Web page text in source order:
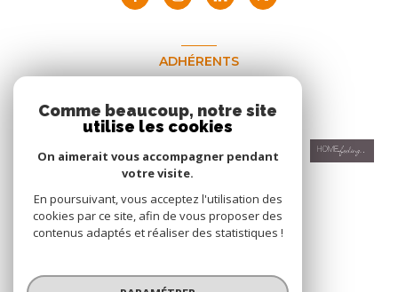
ADHÉRENTS
Nous adhérons
© 2026 | Tous droits réservés
Comme beaucoup, notre site
utilise les cookies
On aimerait vous accompagner pendant
votre visite.
En poursuivant, vous acceptez l'utilisation des
cookies par ce site, afin de vous proposer des
contenus adaptés et réaliser des statistiques !